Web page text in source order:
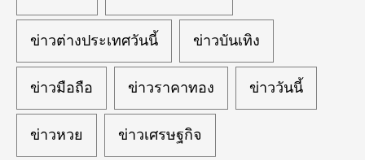
ข่าวต่างประเทศวันนี้ ข่าวบันเทิง
ข่าวมือถือ ข่าวราคาทอง ข่าววันนี้
ข่าวหวย ข่าวเศรษฐกิจ